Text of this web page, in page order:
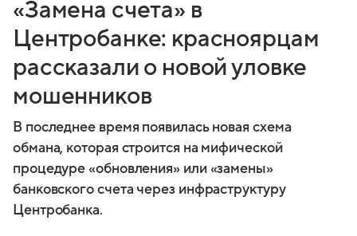
«Замена счета» в
Центробанке: красноярцам
рассказали о новой уловке
мошенников
В последнее время появилась новая схема
обмана, которая строится на мифической
процедуре «обновления» или «замены»
банковского счета через инфраструктуру
Центробанка.